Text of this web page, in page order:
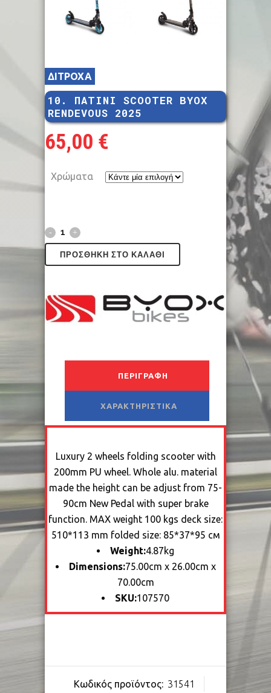
ΔΙΤΡΟΧΑ
10. ΠΑΤΙΝΙ SCOOTER BYOX
RENDEVOUS 2025
65,00 €
Χρώματα
ΠΡΟΣΘΉΚΗ ΣΤΟ ΚΑΛΆΘΙ
ΠΕΡΙΓΡΑΦΉ
ΧΑΡΑΚΤΗΡΙΣΤΙΚΆ
Luxury 2 wheels folding scooter with
200mm PU wheel. Whole alu. material
made the height can be adjust from 75-
90cm New Pedal with super brake
function. MAX weight 100 kgs deck size:
510*113 mm folded size: 85*37*95 см
Weight:4.87kg
Dimensions:75.00cm x 26.00cm x
70.00cm
SKU:107570
Κωδικός προϊόντος: 31541